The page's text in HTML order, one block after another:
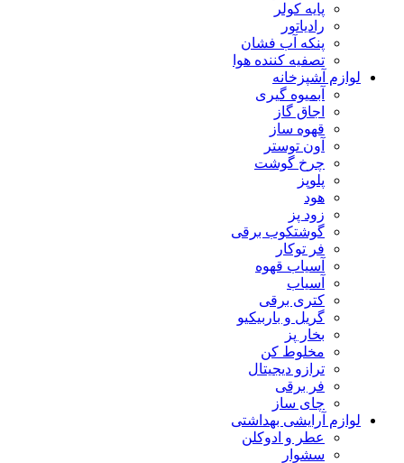
پایه کولر
رادیاتور
پنکه آب فشان
تصفیه کننده هوا
لوازم آشپزخانه
آبمیوه گیری
اجاق گاز
قهوه ساز
آون توستر
چرخ گوشت
پلوپز
هود
زود پز
گوشتکوب برقی
فر توکار
آسیاب قهوه
آسیاب
کتری برقی
گریل و باربیکیو
بخار پز
مخلوط کن
ترازو دیجیتال
فر برقی
چای ساز
لوازم آرایشی بهداشتی
عطر و ادوکلن
سشوار